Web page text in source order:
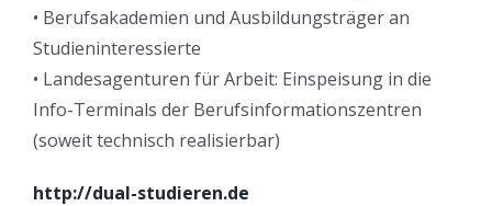
• Berufsakademien und Ausbildungsträger an
Studieninteressierte
• Landesagenturen für Arbeit: Einspeisung in die
Info-Terminals der Berufsinformationszentren
(soweit technisch realisierbar)
http://dual-studieren.de